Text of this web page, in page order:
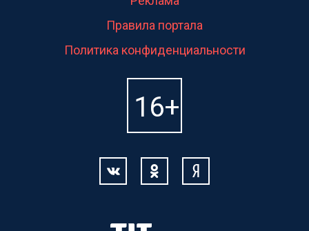
Правила портала
Политика конфиденциальности